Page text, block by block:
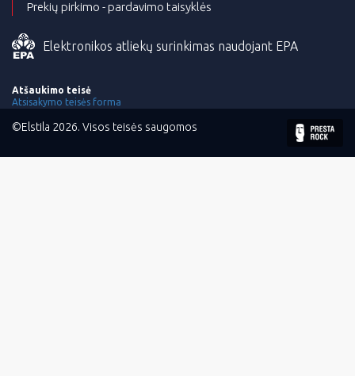
Prekių pirkimo - pardavimo taisyklės
Elektronikos atliekų surinkimas naudojant EPA
Atšaukimo teisė
Atsisakymo teisės forma
©Elstila 2026. Visos teisės saugomos